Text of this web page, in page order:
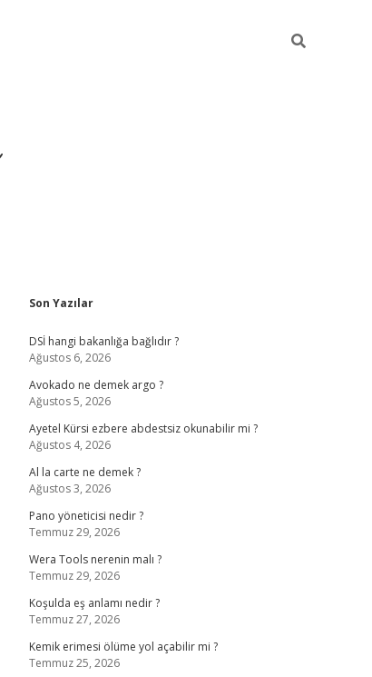
Sidebar
Son Yazılar
DSİ hangi bakanlığa bağlıdır ?
Ağustos 6, 2026
Avokado ne demek argo ?
Ağustos 5, 2026
Ayetel Kürsi ezbere abdestsiz okunabilir mi ?
Ağustos 4, 2026
Al la carte ne demek ?
Ağustos 3, 2026
Pano yöneticisi nedir ?
Temmuz 29, 2026
Wera Tools nerenin malı ?
Temmuz 29, 2026
Koşulda eş anlamı nedir ?
Temmuz 27, 2026
Kemik erimesi ölüme yol açabilir mi ?
Temmuz 25, 2026